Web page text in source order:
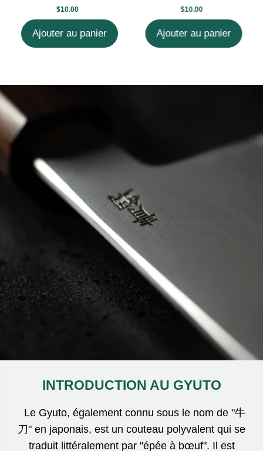
$10.00
Ajouter au panier
$10.00
Ajouter au panier
INTRODUCTION AU GYUTO
Le Gyuto, également connu sous le nom de "牛
刀" en japonais, est un couteau polyvalent qui se
traduit littéralement par "épée à bœuf". Il est